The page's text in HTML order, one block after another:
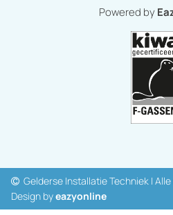
Powered by
 Gelderse Installatie Techniek |
Design byeazyonline